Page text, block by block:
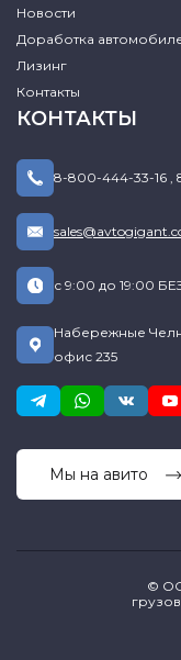
Новости
Доработка
Лизинг
Контакты
КОНТАКТЫ
8-800-444-33-16 ,
с 9:00 до 19:00
Набережные
офис 235
Мы на авито
©